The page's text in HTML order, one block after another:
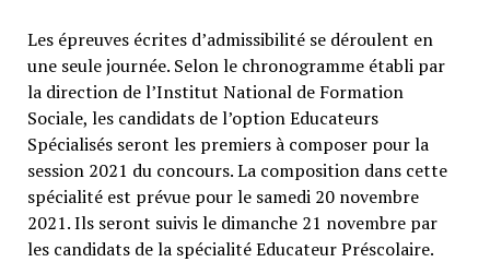
Les épreuves écrites d’admissibilité se déroulent en
une seule journée. Selon le chronogramme établi par
la direction de l’Institut National de Formation
Sociale, les candidats de l’option Educateurs
Spécialisés seront les premiers à composer pour la
session 2021 du concours. La composition dans cette
spécialité est prévue pour le samedi 20 novembre
2021. Ils seront suivis le dimanche 21 novembre par
les candidats de la spécialité Educateur Préscolaire.